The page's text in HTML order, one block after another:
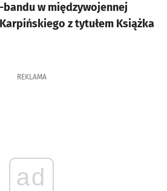
bandu w międzywojennej
z tytułem Książka
REKLAMA
ad